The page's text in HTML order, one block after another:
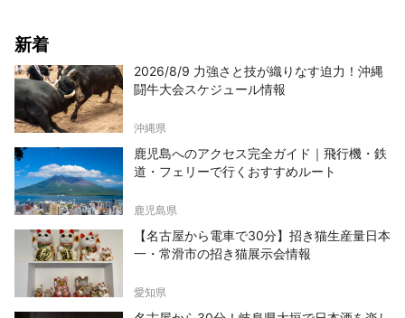
新着
2026/8/9 力強さと技が織りなす迫力！沖縄
闘牛大会スケジュール情報
沖縄県
鹿児島へのアクセス完全ガイド｜飛行機・鉄
道・フェリーで行くおすすめルート
鹿児島県
【名古屋から電車で30分】招き猫生産量日本
一・常滑市の招き猫展示会情報
愛知県